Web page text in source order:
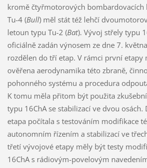
kromě čtyřmotorových bombardovacích
Tu-4 (Bull) měl stát též lehčí
letoun typu Tu-2 (Bat). Vývoj střely typu
oficiálně zadán výnosem ze dne 7.
rozdělen do tří etap. V rámci první
ověřena aerodynamika této zbraně,
pohonného systému a procedura
K tomu měla přitom být použita
typu 16ChA se stabilizací ve dvou osách.
etapa počítala s testováním modifikace
autonomním řízením a stabilizací ve
třetí vývojové etapy měly být testy
16ChA s rádiovým-povelovým